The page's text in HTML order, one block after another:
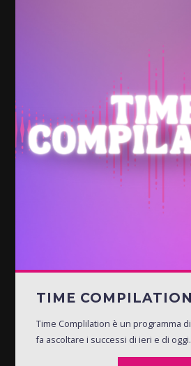
TIME COMPILATION
Time Complilation è un programma
fa ascoltare i successi di ieri e di oggi.